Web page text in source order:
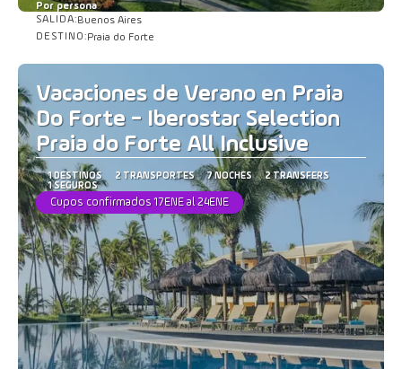
Por persona
SALIDA:Buenos Aires
DESTINO:Praia do Forte
Vacaciones de Verano en Praia
Do Forte - Iberostar Selection
Praia do Forte All Inclusive
1 DESTINOS 2 TRANSPORTES 7 NOCHES
2 TRANSFERS
1 SEGUROS
Cupos confirmados 17ENE al 24ENE